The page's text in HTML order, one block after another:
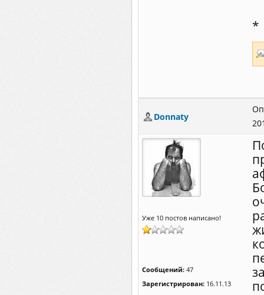
*
Donnaty
Уже 10 постов написано!
Сообщений: 47
Зарегистрирован: 16.11.13